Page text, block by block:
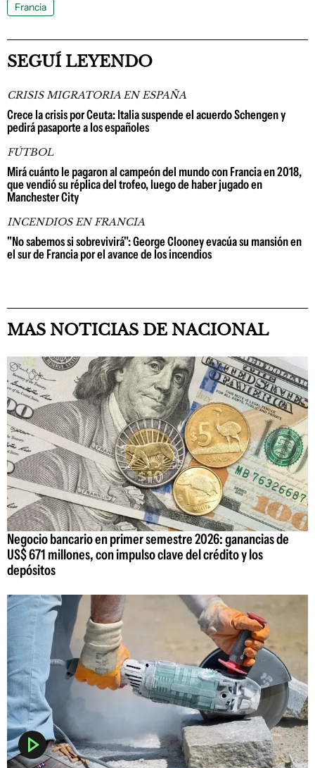
Francia
SEGUÍ LEYENDO
CRISIS MIGRATORIA EN ESPAÑA
Crece la crisis por Ceuta: Italia suspende el acuerdo Schengen y
pedirá pasaporte a los españoles
FÚTBOL
Mirá cuánto le pagaron al campeón del mundo con Francia en 2018,
que vendió su réplica del trofeo, luego de haber jugado en
Manchester City
INCENDIOS EN FRANCIA
"No sabemos si sobrevivirá": George Clooney evacúa su mansión en
el sur de Francia por el avance de los incendios
MAS NOTICIAS DE NACIONAL
Negocio bancario en primer semestre 2026: ganancias de
US$ 671 millones, con impulso clave del crédito y los
depósitos